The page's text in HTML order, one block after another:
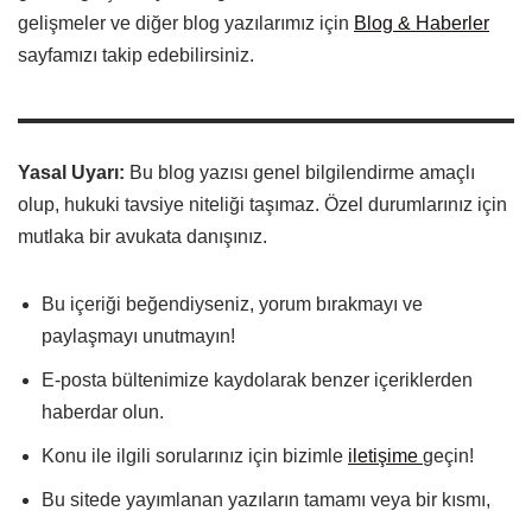
gelişmeler ve diğer blog yazılarımız için Blog & Haberler
sayfamızı takip edebilirsiniz.
Yasal Uyarı: Bu blog yazısı genel bilgilendirme amaçlı
olup, hukuki tavsiye niteliği taşımaz. Özel durumlarınız için
mutlaka bir avukata danışınız.
Bu içeriği beğendiyseniz, yorum bırakmayı ve
paylaşmayı unutmayın!
E-posta bültenimize kaydolarak benzer içeriklerden
haberdar olun.
Konu ile ilgili sorularınız için bizimle iletişime geçin!
Bu sitede yayımlanan yazıların tamamı veya bir kısmı,